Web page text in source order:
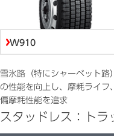
W910
雪氷路（特にシャーベット路
の性能を向上し、摩耗ライフ
偏摩耗性能を追求
スタッドレス：トラ